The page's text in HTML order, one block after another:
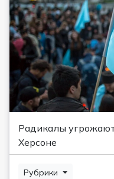
Радикалы
Херсоне
Рубрики